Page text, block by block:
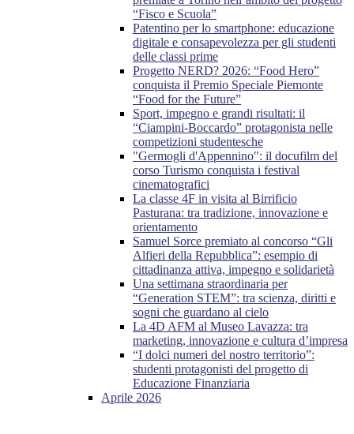
“Fisco e Scuola”
Patentino per lo smartphone: educazione
digitale e consapevolezza per gli studenti
delle classi prime
Progetto NERD? 2026: “Food Hero”
conquista il Premio Speciale Piemonte
“Food for the Future”
Sport, impegno e grandi risultati: il
“Ciampini-Boccardo” protagonista nelle
competizioni studentesche
"Germogli d'Appennino": il docufilm del
corso Turismo conquista i festival
cinematografici
La classe 4F in visita al Birrificio
Pasturana: tra tradizione, innovazione e
orientamento
Samuel Sorce premiato al concorso “Gli
Alfieri della Repubblica”: esempio di
cittadinanza attiva, impegno e solidarietà
Una settimana straordinaria per
“Generation STEM”: tra scienza, diritti e
sogni che guardano al cielo
La 4D AFM al Museo Lavazza: tra
marketing, innovazione e cultura d’impresa
“I dolci numeri del nostro territorio”:
studenti protagonisti del progetto di
Educazione Finanziaria
Aprile 2026